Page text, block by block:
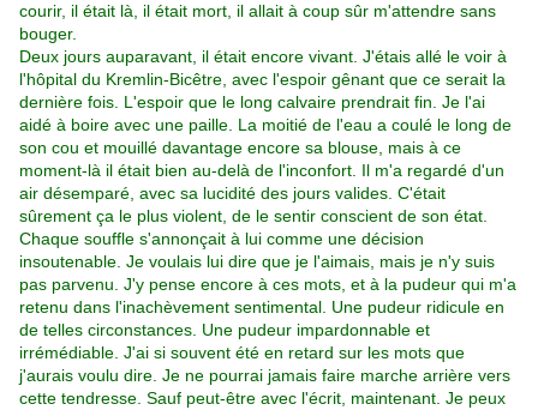
courir, il était là, il était mort, il allait à coup sûr m'attendre sans
bouger.
Deux jours auparavant, il était encore vivant. J'étais allé le voir à
l'hôpital du Kremlin-Bicêtre, avec l'espoir gênant que ce serait la
dernière fois. L'espoir que le long calvaire prendrait fin. Je l'ai
aidé à boire avec une paille. La moitié de l'eau a coulé le long de
son cou et mouillé davantage encore sa blouse, mais à ce
moment-là il était bien au-delà de l'inconfort. Il m'a regardé d'un
air désemparé, avec sa lucidité des jours valides. C'était
sûrement ça le plus violent, de le sentir conscient de son état.
Chaque souffle s'annonçait à lui comme une décision
insoutenable. Je voulais lui dire que je l'aimais, mais je n'y suis
pas parvenu. J'y pense encore à ces mots, et à la pudeur qui m'a
retenu dans l'inachèvement sentimental. Une pudeur ridicule en
de telles circonstances. Une pudeur impardonnable et
irrémédiable. J'ai si souvent été en retard sur les mots que
j'aurais voulu dire. Je ne pourrai jamais faire marche arrière vers
cette tendresse. Sauf peut-être avec l'écrit, maintenant. Je peux